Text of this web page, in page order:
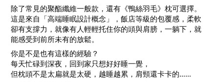
除了常見的聚酯纖維一般款，還有《鴨絲羽毛》枕可選擇。
這是來自「高端睡眠設計概念」，飯店等級的包覆感，柔軟
卻有支撐力，就像有人輕輕托住你的頭與肩膀，一躺下，就
能感受到前所未有的放鬆。
你是不是也有這樣的經驗？
每天忙碌到深夜，回到家只想好好睡一覺，
但枕頭不是太扁就是太硬，越睡越累，肩頸還卡卡的……